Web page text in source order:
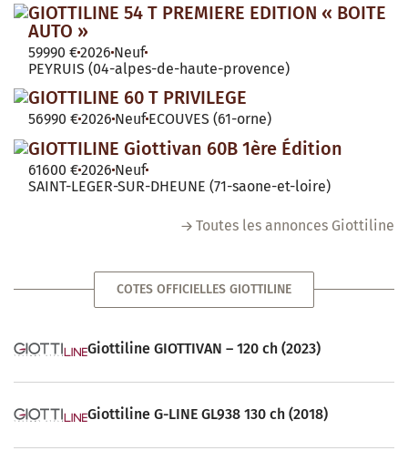
GIOTTILINE 54 T PREMIERE EDITION « BOITE
AUTO »
59990 €2026 Neuf
PEYRUIS (04-alpes-de-haute-provence)
GIOTTILINE 60 T PRIVILEGE
56990 €2026 Neuf ECOUVES (61-orne)
GIOTTILINE Giottivan 60B 1ère Édition
61600 €2026 Neuf
SAINT-LEGER-SUR-DHEUNE (71-saone-et-loire)
Toutes les annonces Giottiline
COTES OFFICIELLES GIOTTILINE
Giottiline GIOTTIVAN – 120 ch (2023)
Giottiline G-LINE GL938 130 ch (2018)